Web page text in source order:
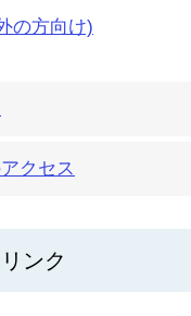
の方向け)
クセス
ンク